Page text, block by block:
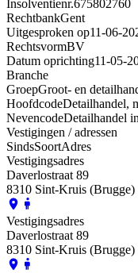
Insolventienr.675802760
RechtbankGent
Uitgesproken op11-06-
RechtsvormBV
Datum oprichting11-05-
Branche
GroepGroot- en
HoofdcodeDetailhandel,
NevencodeDetailhandel
Vestigingen / adressen
SindsSoortAdres
Vestigingsadres
Daverlostraat 89
8310 Sint-Kruis (Brugge)
Vestigingsadres
Daverlostraat 89
8310 Sint-Kruis (Brugge)